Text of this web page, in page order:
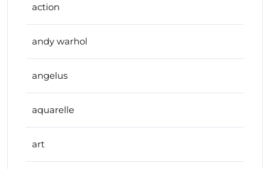
action
andy warhol
angelus
aquarelle
art